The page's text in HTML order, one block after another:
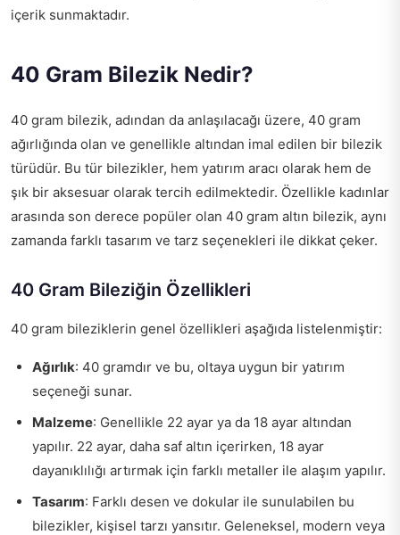
içerik sunmaktadır.
40 Gram Bilezik Nedir?
40 gram bilezik, adından da anlaşılacağı üzere, 40 gram
ağırlığında olan ve genellikle altından imal edilen bir bilezik
türüdür. Bu tür bilezikler, hem yatırım aracı olarak hem de
şık bir aksesuar olarak tercih edilmektedir. Özellikle kadınlar
arasında son derece popüler olan 40 gram altın bilezik, aynı
zamanda farklı tasarım ve tarz seçenekleri ile dikkat çeker.
40 Gram Bileziğin Özellikleri
40 gram bileziklerin genel özellikleri aşağıda listelenmiştir:
Ağırlık: 40 gramdır ve bu, oltaya uygun bir yatırım
seçeneği sunar.
Malzeme: Genellikle 22 ayar ya da 18 ayar altından
yapılır. 22 ayar, daha saf altın içerirken, 18 ayar
dayanıklılığı artırmak için farklı metaller ile alaşım yapılır.
Tasarım: Farklı desen ve dokular ile sunulabilen bu
bilezikler, kişisel tarzı yansıtır. Geleneksel, modern veya